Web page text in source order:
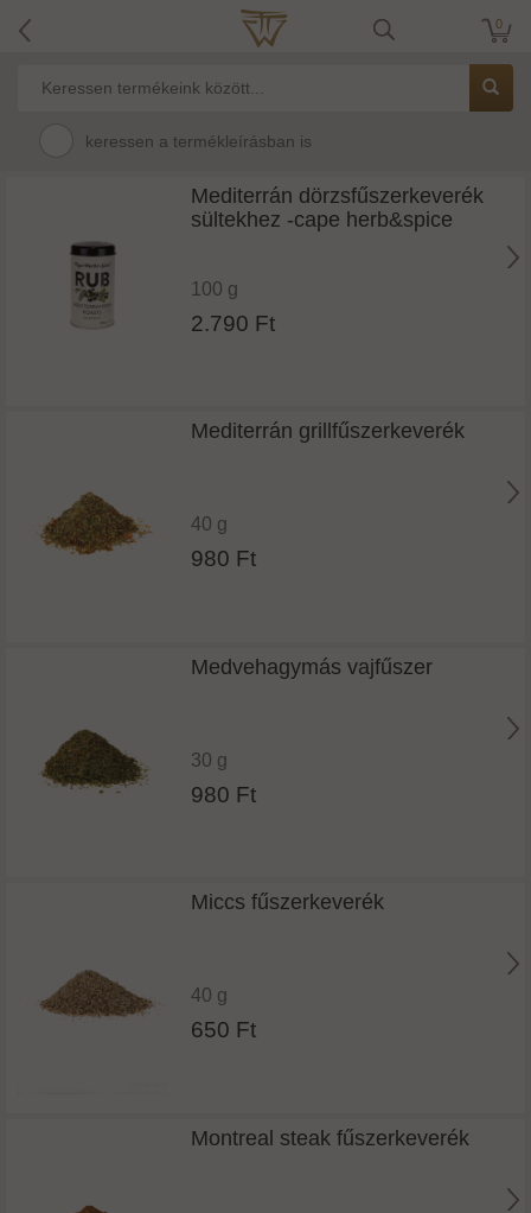
0
keressen a termékleírásban is
Mediterrán dörzsfűszerkeverék
sültekhez -cape herb&spice
100 g
2.790 Ft
Mediterrán grillfűszerkeverék
40 g
980 Ft
Medvehagymás vajfűszer
30 g
980 Ft
Miccs fűszerkeverék
40 g
650 Ft
Montreal steak fűszerkeverék